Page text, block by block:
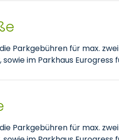
Parkgebühren für max.
im Parkhaus Eurogress
Parkgebühren für max.